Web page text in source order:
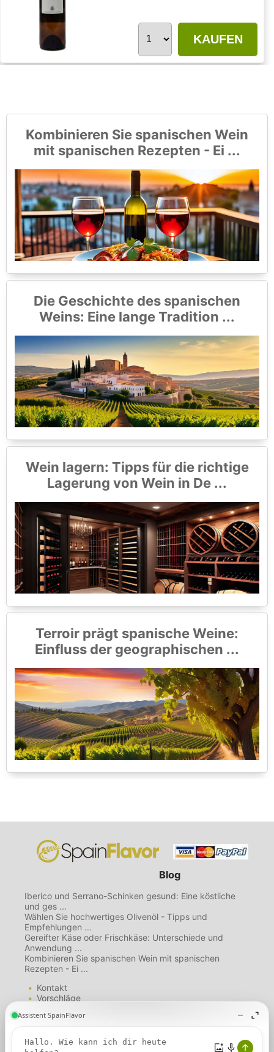
KAUFEN
Kombinieren Sie spanischen Wein
mit spanischen Rezepten - Ei ...
Die Geschichte des spanischen
Weins: Eine lange Tradition ...
Wein lagern: Tipps für die richtige
Lagerung von Wein in De ...
Terroir prägt spanische Weine:
Einfluss der geographischen ...
Blog
Iberico und Serrano-Schinken gesund: Eine köstliche
und ges ...
Wählen Sie hochwertiges Olivenöl - Tipps und
Empfehlungen ...
Gereifter Käse oder Frischkäse: Unterschiede und
Anwendung ...
Kombinieren Sie spanischen Wein mit spanischen
Rezepten - Ei ...
Kontakt
Vorschläge
Über uns
Datenschutzbestimmungen
Cookie-Richtlinie
Cookies. Wenn Sie diese Seite
weiterhin nutzen, gehen wir davon